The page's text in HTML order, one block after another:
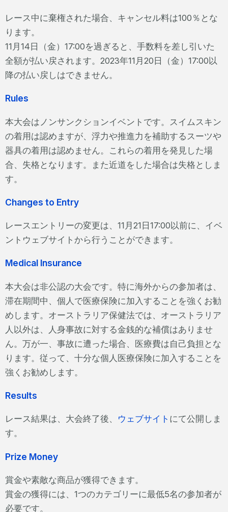
レース中に棄権された場合、キャンセル料は100％とな
ります。
11月14日（金）17:00を過ぎると、手数料を差し引いた
全額が払い戻されます。2023年11月20日（金）17:00以
降の払い戻しはできません。
Rules
本大会はノンサンクションイベントです。スイムスキン
の着用は認めますが、浮力や推進力を補助するスーツや
器具の着用は認めません。これらの着用を発見した場
合、失格となります。また近道をした場合は失格としま
す。
Changes to Entry
レースエントリーの変更は、11月21日17:00以前に、イベ
ントウェブサイトから行うことができます。
Medical Insurance
本大会は非公認の大会です。特に海外からの参加者は、
滞在期間中、個人で医療保険に加入することを強くお勧
めします。オーストラリア保健法では、オーストラリア
人以外は、人身事故に対する金銭的な補償はありませ
ん。万が一、事故に遭った場合、医療費は自己負担とな
ります。従って、十分な個人医療保険に加入することを
強くお勧めします。
Results
レース結果は、大会終了後、 ウェブサイト にて公開しま
す。
Prize Money
賞金や素敵な商品が獲得できます。
賞金の獲得には、1つのカテゴリーに最低5名の参加者が
必要です。